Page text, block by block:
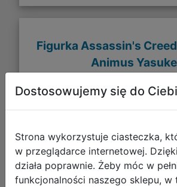
Figurka Assassin's
Animus Yasuke
Dostosowujemy się do
Strona wykorzystuje ciasteczka,
w przeglądarce internetowej.
działa poprawnie. Żeby móc w
funkcjonalności naszego sklepu, w